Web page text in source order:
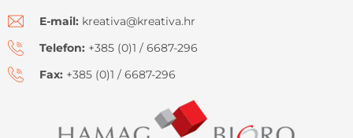
E-mail: kreativa@kreativa.hr
Telefon: +385 (0)1 / 6687-296
Fax: +385 (0)1 / 6687-296